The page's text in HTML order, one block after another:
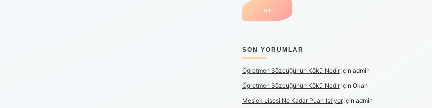
SON YORUMLAR
Öğretmen Sözcüğünün Kökü Nediriçin admin
Öğretmen Sözcüğünün Kökü Nediriçin Okan
Meslek Lisesi Ne Kadar Puan Istiyoriçin admin